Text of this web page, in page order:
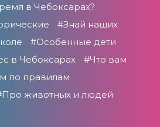
в Чебоксарах?
#Знай наших
#Особенные дети
в Чебоксарах
#Что вам
по правилам
животных и людей